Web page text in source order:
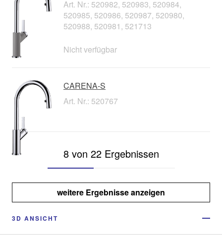
Art. Nr.: 520982, 520983, 520984,
520985, 520986, 520987, 520980,
520988, 520981, 521713
Nicht verfügbar
CARENA-S
Art. Nr.: 520767
8 von 22 Ergebnissen
weitere Ergebnisse anzeigen
3D ANSICHT